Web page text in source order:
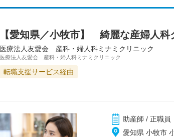
【愛知県／小牧市】 綺麗な産婦人科
医療法人友愛会 産科・婦人科ミナミクリニック
医療法人友愛会 産科・婦人科ミナミクリニック
転職支援サービス経由
助産師 / 正職員
愛知県 小牧市